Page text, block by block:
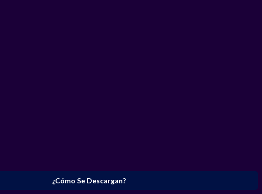
¿Cómo Se Descargan?